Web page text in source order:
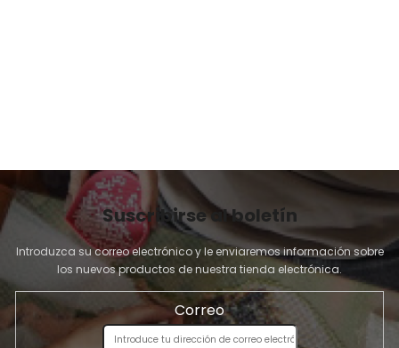
Suscribirse al boletín
Introduzca su correo electrónico y le enviaremos información sobre
los nuevos productos de nuestra tienda electrónica.
Correo